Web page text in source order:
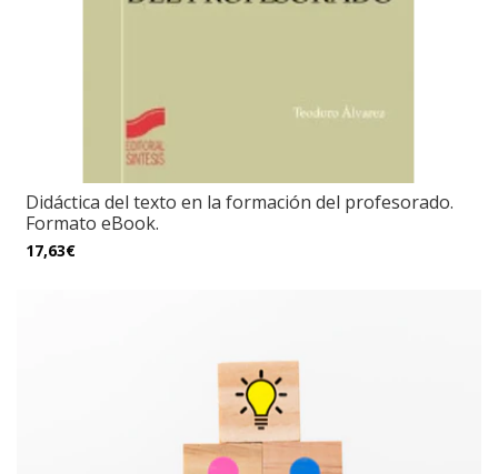
Didáctica del texto en la formación del profesorado.
Formato eBook.
17,63€